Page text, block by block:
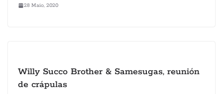
28 Maio, 2020
Willy Succo Brother & Samesugas, reunión
de crápulas